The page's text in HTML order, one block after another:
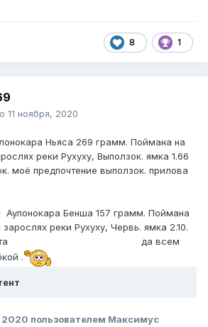
8 1
11 ноября, 2020
Ньяса 269 грамм. Поймана на
реки Рухуху, Выползок. ямка 1.66
моё предпочтение выползок. прилова
Бенша 157 грамм. Поймана
реки Рухуху, Червь. ямка 2.10.
пулемёта да всем
.
2020 пользователем Максимус